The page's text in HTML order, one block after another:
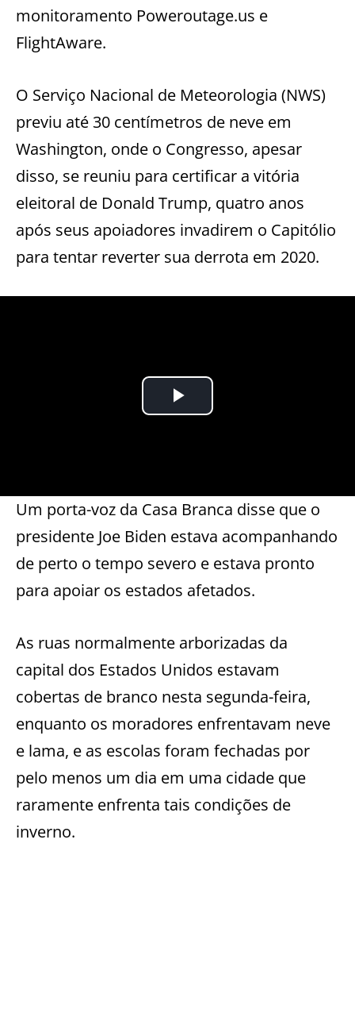
monitoramento Poweroutage.us e
FlightAware.
O Serviço Nacional de Meteorologia (NWS)
previu até 30 centímetros de neve em
Washington, onde o Congresso, apesar
disso, se reuniu para certificar a vitória
eleitoral de Donald Trump, quatro anos
após seus apoiadores invadirem o Capitólio
para tentar reverter sua derrota em 2020.
Um porta-voz da Casa Branca disse que o
presidente Joe Biden estava acompanhando
de perto o tempo severo e estava pronto
para apoiar os estados afetados.
As ruas normalmente arborizadas da
capital dos Estados Unidos estavam
cobertas de branco nesta segunda-feira,
enquanto os moradores enfrentavam neve
e lama, e as escolas foram fechadas por
pelo menos um dia em uma cidade que
raramente enfrenta tais condições de
inverno.